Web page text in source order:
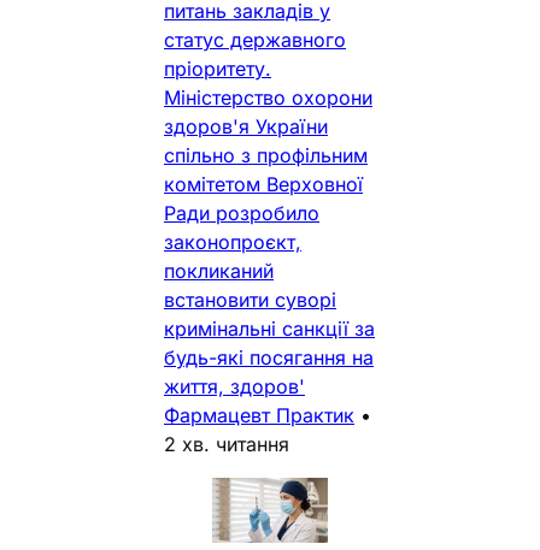
питань закладів у
статус державного
пріоритету.
Міністерство охорони
здоров'я України
спільно з профільним
комітетом Верховної
Ради розробило
законопроєкт,
покликаний
встановити суворі
кримінальні санкції за
будь-які посягання на
життя, здоров'
Фармацевт Практик •
2 хв. читання